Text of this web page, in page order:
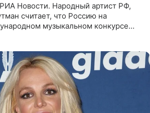
Новости. Народный артист РФ,
считает, что Россию на
музыкальном конкурсе